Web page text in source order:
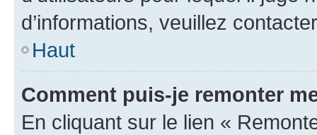
d’informations, veuillez
Haut
Comment puis-je remonter
En cliquant sur le lien «